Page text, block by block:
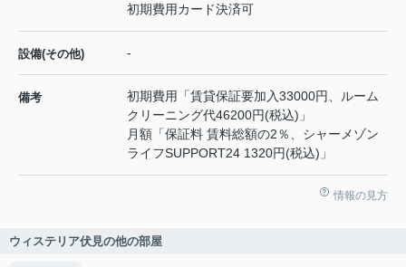
初期費用カード決済可
設備(その他) -
備考
初期費用「賃貸保証要加入33000円、ルーム
クリーニング代46200円(税込)」
月額「保証料 賃料総額の2％、シャーメゾン
ライフSUPPORT24 1320円(税込)」
情報の見方
ウィステリア伏見の他の部屋